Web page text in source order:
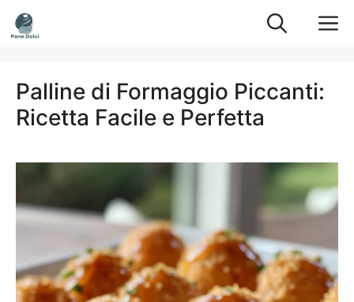
Vai
al
Palline di Formaggio Piccanti:
Ricetta Facile e Perfetta